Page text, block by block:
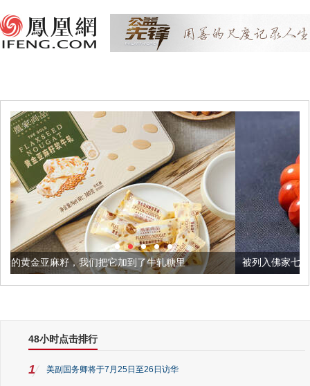
把它加到了牛轧糖里 被列入佛家七宝的它到底有多美？
48小时点击排行
1 美副国务卿将于7月25日至26日访华